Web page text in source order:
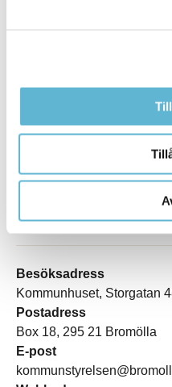
Besöksadress
Kommunhuset, Storgatan
Postadress
Box 18, 295 21 Bromölla
E-post